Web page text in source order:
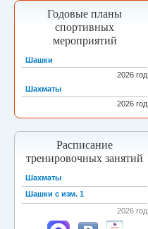
Годовые планы
спортивных
мероприятий
Шашки
2026 год
Шахматы
2026 год
Расписание
тренировочных занятий
Шахматы
Шашки с изм. 1
2026 год